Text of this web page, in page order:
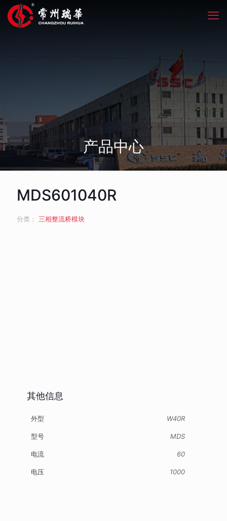
产品中心
MDS601040R
分类： 三相整流桥模块
其他信息
外型 W40R
型号 MDS
电流 60
电压 1000